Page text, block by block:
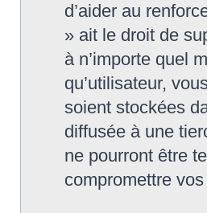
d’aider au
» ait le droit de
à n’importe quel
qu’utilisateur,
soient stockées
diffusée à une
ne pourront être
compromettre